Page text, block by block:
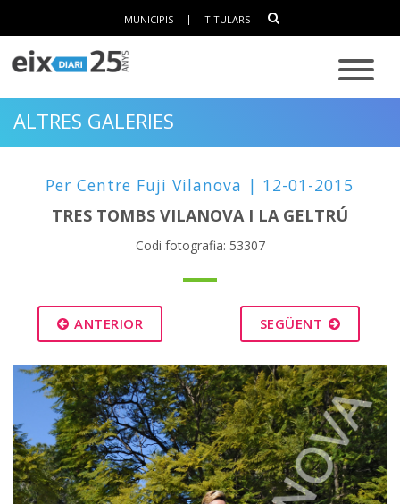
MUNICIPIS | TITULARS
ALTRES GALERIES
Per Centre Fuji Vilanova | 12-01-2015
TRES TOMBS VILANOVA I LA GELTRÚ
Codi fotografia: 53307
ANTERIOR SEGÜENT